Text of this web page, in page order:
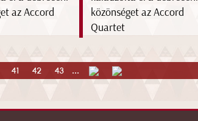
közönséget az Accord
Quartet
41 42 43 ...